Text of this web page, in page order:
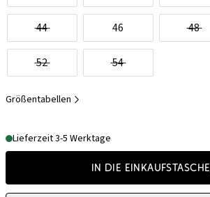
44 46 48
52 54
Größentabellen
Lieferzeit 3-5 Werktage
In die Einkaufstasche